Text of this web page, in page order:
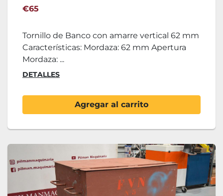
€65
Tornillo de Banco con amarre vertical 62 mm
Características: Mordaza: 62 mm Apertura
Mordaza: ...
DETALLES
Agregar al carrito